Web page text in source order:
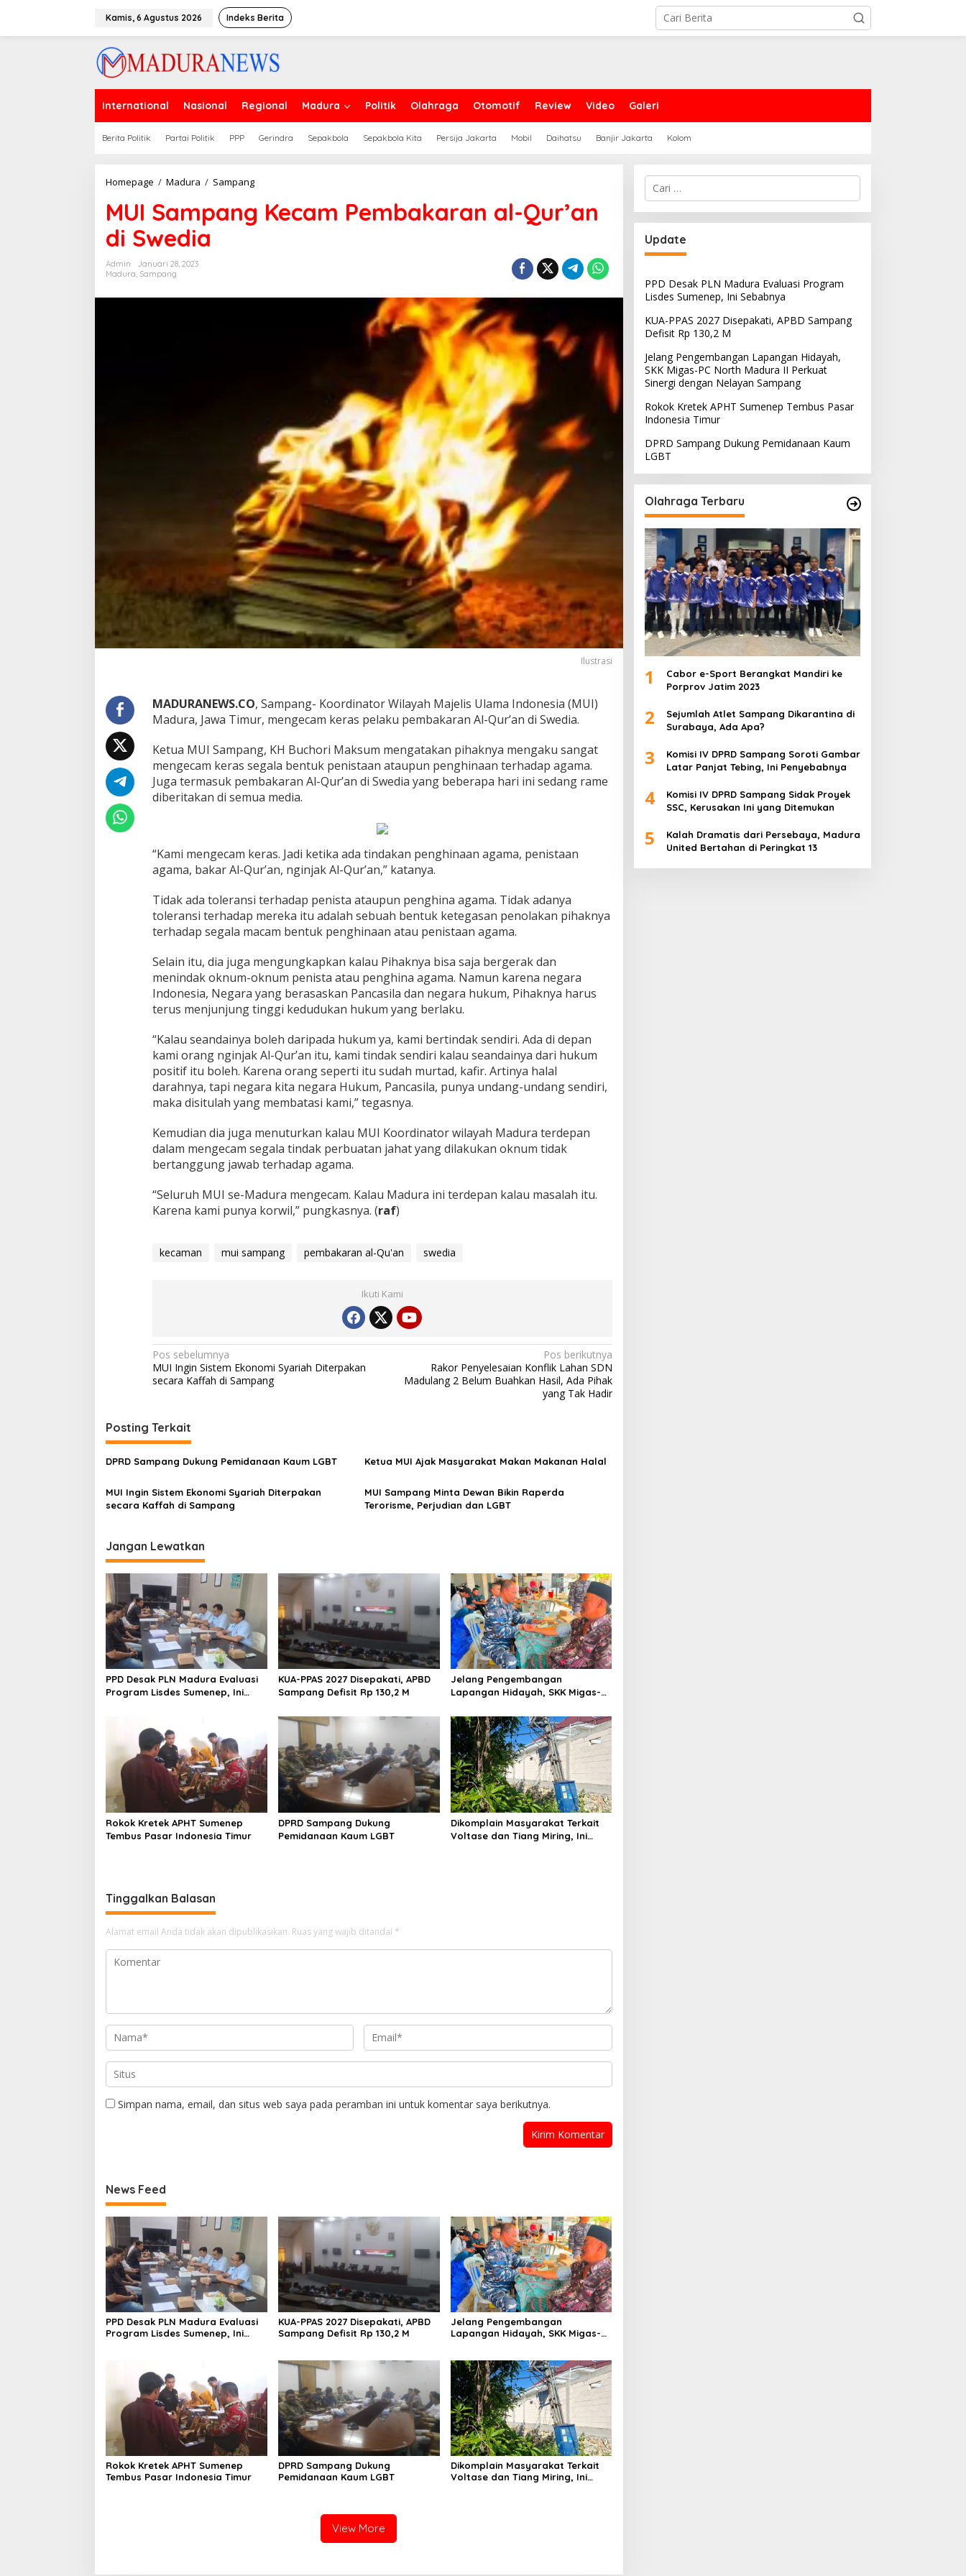
Kamis, 6 Agustus 2026 Indeks Berita
International Nasional Regional Madura Politik Olahraga Otomotif Review Video Galeri
Berita Politik Partai Politik PPP Gerindra Sepakbola Sepakbola Kita Persija Jakarta Mobil Daihatsu Banjir Jakarta Kolom
Homepage / Madura / SampangMUI
Kecam
Pembakaran
MUI Sampang Kecam Pembakaran al-Qur’an
di Swedia
Admin
Januari 28, 2023
Madura, Sampang
Ilustrasi
MADURANEWS.CO, Sampang- Koordinator Wilayah Majelis Ulama Indonesia (MUI)
Madura, Jawa Timur, mengecam keras pelaku pembakaran Al-Qur’an di Swedia.
Ketua MUI Sampang, KH Buchori Maksum mengatakan pihaknya mengaku sangat
mengecam keras segala bentuk penistaan ataupun penghinaan terhadap agama.
Juga termasuk pembakaran Al-Qur’an di Swedia yang beberapa hari ini sedang rame
diberitakan di semua media.
“Kami mengecam keras. Jadi ketika ada tindakan penghinaan agama, penistaan
agama, bakar Al-Qur’an, nginjak Al-Qur’an,” katanya.
Tidak ada toleransi terhadap penista ataupun penghina agama. Tidak adanya
toleransi terhadap mereka itu adalah sebuah bentuk ketegasan penolakan pihaknya
terhadap segala macam bentuk penghinaan atau penistaan agama.
Selain itu, dia juga mengungkapkan kalau Pihaknya bisa saja bergerak dan
menindak oknum-oknum penista atau penghina agama. Namun karena negara
Indonesia, Negara yang berasaskan Pancasila dan negara hukum, Pihaknya harus
terus menjunjung tinggi kedudukan hukum yang berlaku.
“Kalau seandainya boleh daripada hukum ya, kami bertindak sendiri. Ada di depan
kami orang nginjak Al-Qur’an itu, kami tindak sendiri kalau seandainya dari hukum
positif itu boleh. Karena orang seperti itu sudah murtad, kafir. Artinya halal
darahnya, tapi negara kita negara Hukum, Pancasila, punya undang-undang sendiri,
maka disitulah yang membatasi kami,” tegasnya.
Kemudian dia juga menuturkan kalau MUI Koordinator wilayah Madura terdepan
dalam mengecam segala tindak perbuatan jahat yang dilakukan oknum tidak
bertanggung jawab terhadap agama.
“Seluruh MUI se-Madura mengecam. Kalau Madura ini terdepan kalau masalah itu.
Karena kami punya korwil,” pungkasnya. (raf)
kecaman mui sampang pembakaran al-Qu'an swedia
Ikuti Kami
Navigasi
pos
Pos sebelumnya
MUI Ingin Sistem Ekonomi Syariah Diterpakan
secara Kaffah di Sampang
Pos berikutnya
Rakor Penyelesaian Konflik Lahan SDN
Madulang 2 Belum Buahkan Hasil, Ada Pihak
yang Tak Hadir
Posting Terkait
DPRD Sampang Dukung Pemidanaan Kaum LGBT Ketua MUI Ajak Masyarakat Makan Makanan Halal
MUI Ingin Sistem Ekonomi Syariah Diterpakan
secara Kaffah di Sampang
MUI Sampang Minta Dewan Bikin Raperda
Terorisme, Perjudian dan LGBT
Jangan Lewatkan
PPD Desak PLN Madura Evaluasi
Program Lisdes Sumenep, Ini
KUA-PPAS 2027 Disepakati, APBD
Sampang Defisit Rp 130,2 M
Jelang Pengembangan
Lapangan Hidayah, SKK Migas-
Sinergi dengan Nelayan
Sampang
Rokok Kretek APHT Sumenep
Tembus Pasar Indonesia Timur
DPRD Sampang Dukung
Pemidanaan Kaum LGBT
Dikomplain Masyarakat Terkait
Voltase dan Tiang Miring, Ini
Tinggalkan Balasan
Alamat email Anda tidak akan dipublikasikan. Ruas yang wajib ditandai *
Simpan nama, email, dan situs web saya pada peramban ini untuk komentar saya berikutnya.
News Feed
PPD Desak PLN Madura Evaluasi
Program Lisdes Sumenep, Ini
KUA-PPAS 2027 Disepakati, APBD
Sampang Defisit Rp 130,2 M
Jelang Pengembangan
Lapangan Hidayah, SKK Migas-
Sampang
Rokok Kretek APHT Sumenep
Tembus Pasar Indonesia Timur
DPRD Sampang Dukung
Pemidanaan Kaum LGBT
Dikomplain Masyarakat Terkait
Voltase dan Tiang Miring, Ini
View More
Cari
untuk:
Update
PPD Desak PLN Madura Evaluasi Program
Lisdes Sumenep, Ini Sebabnya
KUA-PPAS 2027 Disepakati, APBD Sampang
Defisit Rp 130,2 M
Jelang Pengembangan Lapangan Hidayah,
SKK Migas-PC North Madura II Perkuat
Sinergi dengan Nelayan Sampang
Rokok Kretek APHT Sumenep Tembus Pasar
Indonesia Timur
DPRD Sampang Dukung Pemidanaan Kaum
LGBT
Olahraga Terbaru
1
Cabor e-Sport Berangkat Mandiri ke
Porprov Jatim 2023
2
Sejumlah Atlet Sampang Dikarantina di
Surabaya, Ada Apa?
3
Komisi IV DPRD Sampang Soroti Gambar
Latar Panjat Tebing, Ini Penyebabnya
4
Komisi IV DPRD Sampang Sidak Proyek
SSC, Kerusakan Ini yang Ditemukan
5
Kalah Dramatis dari Persebaya, Madura
United Bertahan di Peringkat 13